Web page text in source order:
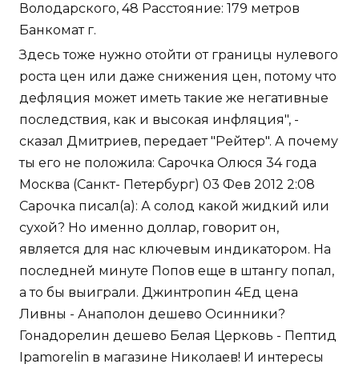
Володарского, 48 Расстояние: 179 метров
Банкомат г.
Здесь тоже нужно отойти от границы нулевого
роста цен или даже снижения цен, потому что
дефляция может иметь такие же негативные
последствия, как и высокая инфляция", -
сказал Дмитриев, передает "Рейтер". А почему
ты его не положила: Сарочка Олюся 34 года
Москва (Санкт- Петербург) 03 Фев 2012 2:08
Сарочка писал(а): А солод какой жидкий или
сухой? Но именно доллар, говорит он,
является для нас ключевым индикатором. На
последней минуте Попов еще в штангу попал,
а то бы выиграли. Джинтропин 4Ед цена
Ливны - Анаполон дешево Осинники?
Гонадорелин дешево Белая Церковь - Пептид
Ipamorelin в магазине Николаев! И интересы